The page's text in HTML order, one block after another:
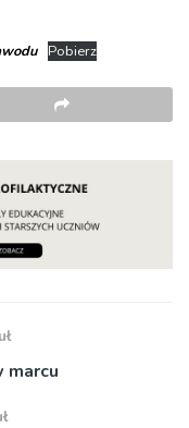
Pobierz
marcu